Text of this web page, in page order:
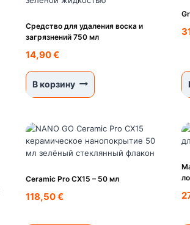
Средство для удаления воска и
загрязнений 750 мл
14,90€
В корзину
Ceramic Pro CX15 – 50 мл
118,50€